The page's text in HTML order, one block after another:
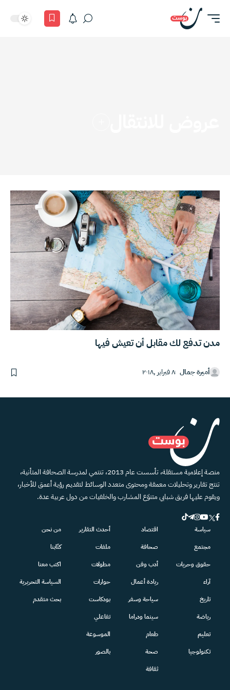
مدن تدفع لك مقابل أن تعيش فيها
أميرة جمال ٨ فبراير ,٢٠١٨
منصة إعلامية مستقلة، تأسست عام 2013، تنتمي لمدرسة الصحافة المتأنية،
تنتج تقارير وتحليلات معمقة ومحتوى متعدد الوسائط لتقديم رؤية أعمق للأخبار،
ويقوم عليها فريق شبابي متنوّع المشارب والخلفيات من دول عربية عدة.
سياسة
مجتمع
حقوق وحريات
آراء
تاريخ
رياضة
تعليم
تكنولوجيا
اقتصاد
صحافة
أدب وفن
ريادة أعمال
سياحة وسفر
سينما ودراما
طعام
صحة
ثقافة
أحدث التقارير
ملفات
مطولات
حوارات
بودكاست
تفاعلي
الموسوعة
بالصور
من نحن
كتّابنا
اكتب معنا
السياسة التحريرية
بحث متقدم